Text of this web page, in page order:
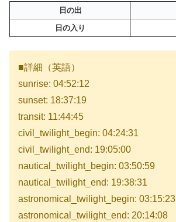
日の出
日の入り
■詳細（英語）
sunrise: 04:52:12
sunset: 18:37:19
transit: 11:44:45
civil_twilight_begin: 04:24:31
civil_twilight_end: 19:05:00
nautical_twilight_begin: 03:50:59
nautical_twilight_end: 19:38:31
astronomical_twilight_begin: 03:15:23
astronomical_twilight_end: 20:14:08